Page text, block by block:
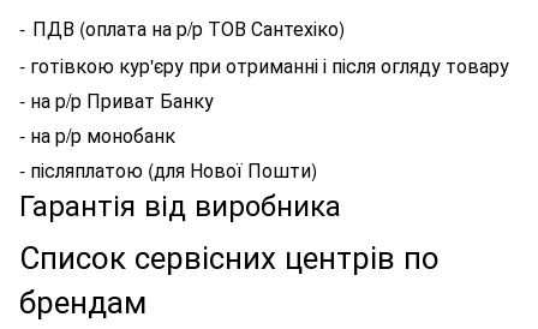
- ПДВ (оплата на р/р ТОВ Сантехіко)
- готівкою кур'єру при отриманні і після огляду товару
- на р/р Приват Банку
- на р/р монобанк
- післяплатою (для Нової Пошти)
Гарантія від виробника
Список сервісних центрів по
брендам